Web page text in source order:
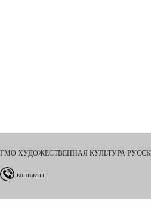
ГМО ХУДОЖЕСТВЕННАЯ КУЛЬТУРА
контакты